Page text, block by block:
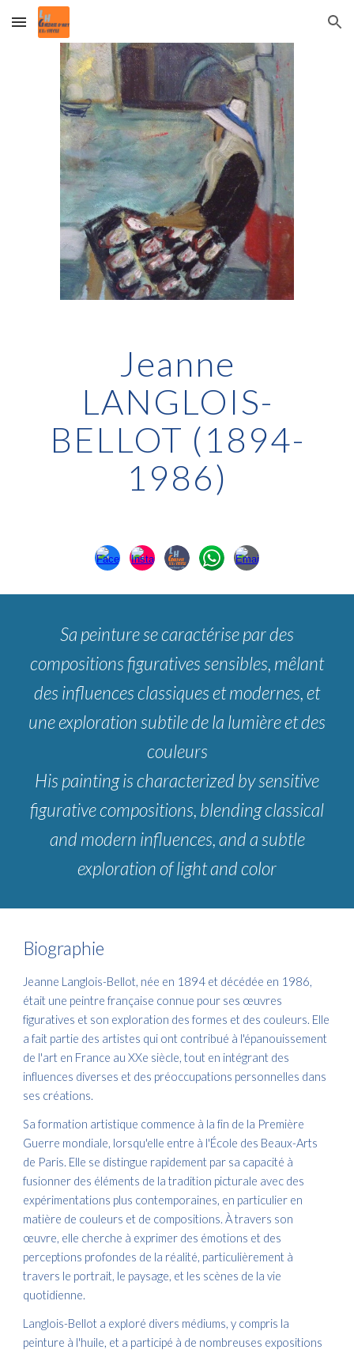
Skip to main content Skip to navigation
Jeanne
LANGLOIS-
BELLOT (1894-
1986)
Sa peinture se caractérise par des
compositions figuratives sensibles, mêlant
des influences classiques et modernes, et
une exploration subtile de la lumière et des
couleurs
His painting is characterized by sensitive
figurative compositions, blending classical
and modern influences, and a subtle
exploration of light and color
Biographie
Jeanne Langlois-Bellot, née en 1894 et décédée en 1986,
était une peintre française connue pour ses œuvres
figuratives et son exploration des formes et des couleurs. Elle
a fait partie des artistes qui ont contribué à l'épanouissement
de l'art en France au XXe siècle, tout en intégrant des
influences diverses et des préoccupations personnelles dans
ses créations.
Sa formation artistique commence à la fin de la Première
Guerre mondiale, lorsqu'elle entre à l'École des Beaux-Arts
de Paris. Elle se distingue rapidement par sa capacité à
fusionner des éléments de la tradition picturale avec des
expérimentations plus contemporaines, en particulier en
matière de couleurs et de compositions. À travers son
œuvre, elle cherche à exprimer des émotions et des
perceptions profondes de la réalité, particulièrement à
travers le portrait, le paysage, et les scènes de la vie
quotidienne.
Langlois-Bellot a exploré divers médiums, y compris la
peinture à l'huile, et a participé à de nombreuses expositions